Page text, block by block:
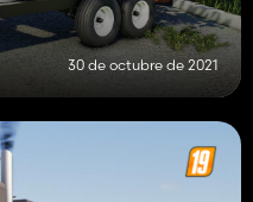
30 de octubre de 2021